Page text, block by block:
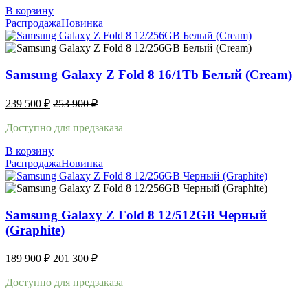
В корзину
РаспродажаНовинка
Samsung Galaxy Z Fold 8 16/1Tb Белый (Cream)
239 500 ₽ 253 900₽
Доступно для предзаказа
В корзину
РаспродажаНовинка
Samsung Galaxy Z Fold 8 12/512GB Черный
(Graphite)
189 900 ₽ 201 300₽
Доступно для предзаказа